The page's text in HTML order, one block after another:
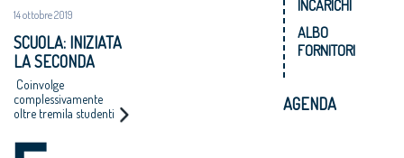
domanda. Bambini e
progetto di futuro
prossimo"
14 ottobre 2019
SCUOLA: INIZIATA
LA SECONDA
EDIZIONE DI
“ABITARE IL
PAESE”
Coinvolge
complessivamente
oltre tremila studenti
INCARICHI
ALBO
FORNITORI
AGENDA